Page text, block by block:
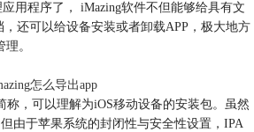
件导出保存。导出的方法就是：在备份文件
出类型，选择保存路径即可。
用程序了， iMazing软件不但能够给具有文
还可以给设备安装或者卸载APP，极大地方
。
怎么导出app
称，可以理解为iOS移动设备的安装包。虽然
由于苹果系统的封闭性与安全性设置，IPA